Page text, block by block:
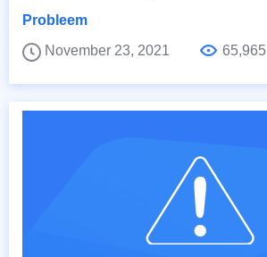
Probleem
November 23, 2021
65,965